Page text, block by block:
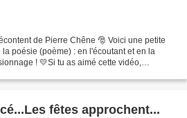
de Pierre Chêne 🎅 Voici une petite
poésie (poème) : en l'écoutant et en la
! 💛Si tu as aimé cette vidéo,
fêtes approchent...